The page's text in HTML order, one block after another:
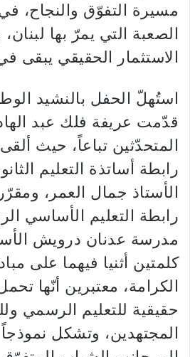
مسيرة التفوّق والنجاح،
الصعبة التي يمرّ بها
الاستثمار الحقيقي يبقى
استُهلّ الحفل بالنشيد
قدّمت عريفة فلك عبد
المتحدّثين تباعاً، حيث
رابطة أساتذة التعليم
الأستاذ جمال العمر،
رابطة التعليم الأساسي
مدرسة عدنان درويش
كلمتين أثنيا فيهما على
الكرامة، معتبرين أنّها
حقيقية للتعليم الرسمي
المجتهدين، وتشكل